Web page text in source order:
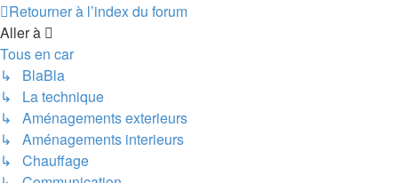
Retourner à l’index du forum
Aller à
Tous en car
↳ BlaBla
↳ La technique
↳ Aménagements exterieurs
↳ Aménagements interieurs
↳ Chauffage